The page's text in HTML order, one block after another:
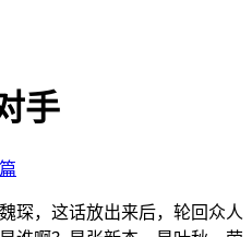
手
琛，这话放出来后，轮回众人